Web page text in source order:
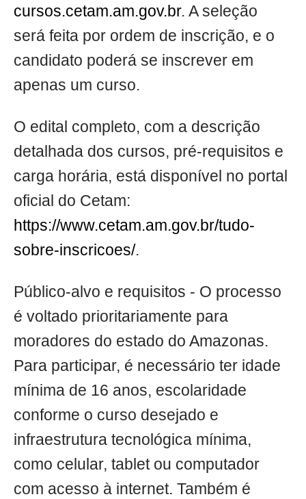
cursos.cetam.am.gov.br. A seleção
será feita por ordem de inscrição, e o
candidato poderá se inscrever em
apenas um curso.
O edital completo, com a descrição
detalhada dos cursos, pré-requisitos e
carga horária, está disponível no portal
oficial do Cetam:
https://www.cetam.am.gov.br/tudo-
sobre-inscricoes/.
Público-alvo e requisitos - O processo
é voltado prioritariamente para
moradores do estado do Amazonas.
Para participar, é necessário ter idade
mínima de 16 anos, escolaridade
conforme o curso desejado e
infraestrutura tecnológica mínima,
como celular, tablet ou computador
com acesso à internet. Também é